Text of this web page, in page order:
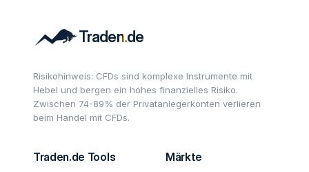
Risikohinweis: CFDs sind komplexe Instrumente mit
Hebel und bergen ein hohes finanzielles Risiko.
Zwischen 74-89% der Privatanlegerkonten verlieren
beim Handel mit CFDs.
Traden.de Tools Märkte